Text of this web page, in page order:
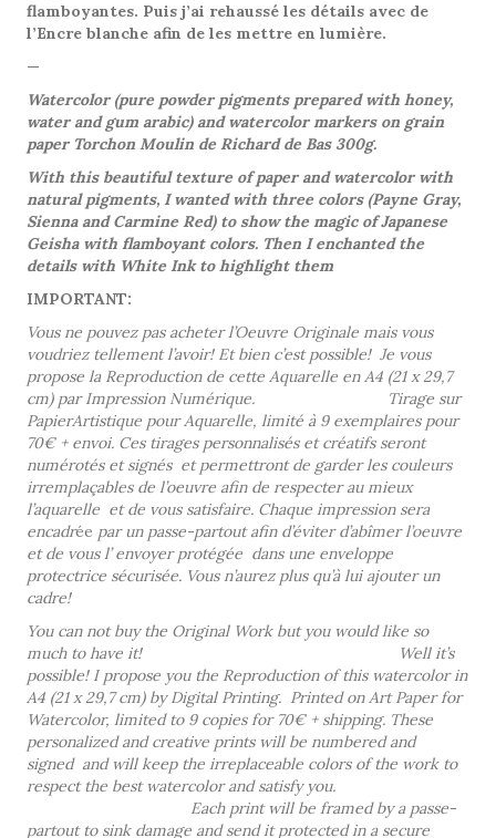
flamboyantes. Puis j’ai rehaussé les détails avec de
l’Encre blanche afin de les mettre en lumière.
—
Watercolor (pure powder pigments prepared with honey,
water and gum arabic) and watercolor markers on grain
paper Torchon Moulin de Richard de Bas 300g.
With this beautiful texture of paper and watercolor with
natural pigments, I wanted with three colors (Payne Gray,
Sienna and Carmine Red) to show the magic of Japanese
Geisha with flamboyant colors. Then I enchanted the
details with White Ink to highlight them
IMPORTANT:
Vous ne pouvez pas acheter l’Oeuvre Originale mais vous
voudriez tellement l’avoir! Et bien c’est possible! Je vous
propose la Reproduction de cette Aquarelle en A4 (21 x 29,7
cm) par Impression Numérique. Tirage sur
PapierArtistique pour Aquarelle, limité à 9 exemplaires pour
70€ + envoi. Ces tirages personnalisés et créatifs seront
numérotés et signés et permettront de garder les couleurs
irremplaçables de l’oeuvre afin de respecter au mieux
l’aquarelle et de vous satisfaire. Chaque impression sera
encadrée par un passe-partout afin d’éviter d’abîmer l’oeuvre
et de vous l’ envoyer protégée dans une enveloppe
protectrice sécurisée. Vous n’aurez plus qu’à lui ajouter un
cadre!
You can not buy the Original Work but you would like so
much to have it! Well it’s
possible! I propose you the Reproduction of this watercolor in
A4 (21 x 29,7 cm) by Digital Printing. Printed on Art Paper for
Watercolor, limited to 9 copies for 70€ + shipping. These
personalized and creative prints will be numbered and
signed and will keep the irreplaceable colors of the work to
respect the best watercolor and satisfy you.
Each print will be framed by a passe-
partout to sink damage and send it protected in a secure